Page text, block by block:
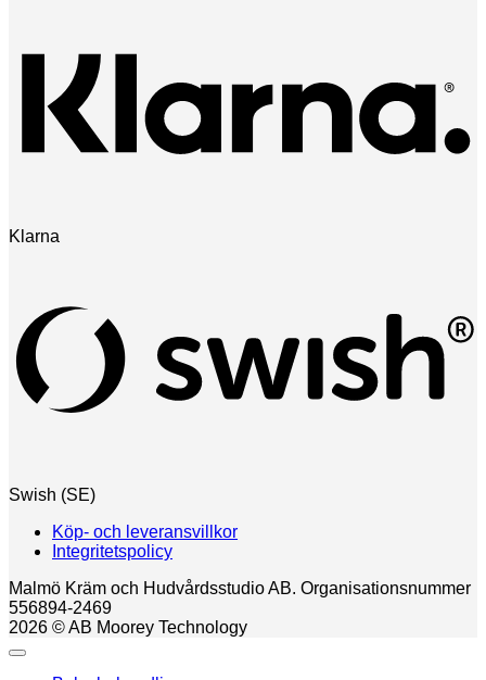
Klarna
Swish (SE)
Köp- och leveransvillkor
Integritetspolicy
Malmö Kräm och Hudvårdsstudio AB. Organisationsnummer
556894-2469
2026 © AB Moorey Technology